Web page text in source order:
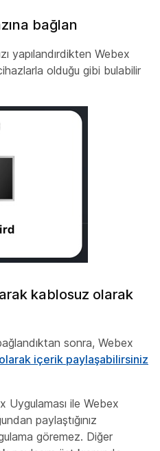
bağlan
yapılandırdikten Webex
olduğu gibi bulabilir
kablosuz olarak
sonra, Webex
içerik paylaşabilirsiniz
Uygulaması ile Webex
paylaştığınız
göremez. Diğer